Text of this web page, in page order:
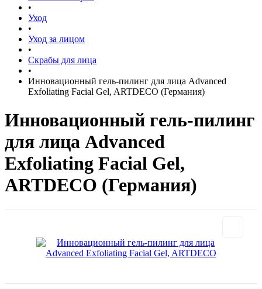
•
Уход
•
Уход за лицом
•
Скрабы для лица
•
Инновационный гель-пилинг для лица Advanced
Exfoliating Facial Gel, ARTDECO (Германия)
Инновационный гель-пилинг
для лица Advanced
Exfoliating Facial Gel,
ARTDECO (Германия)